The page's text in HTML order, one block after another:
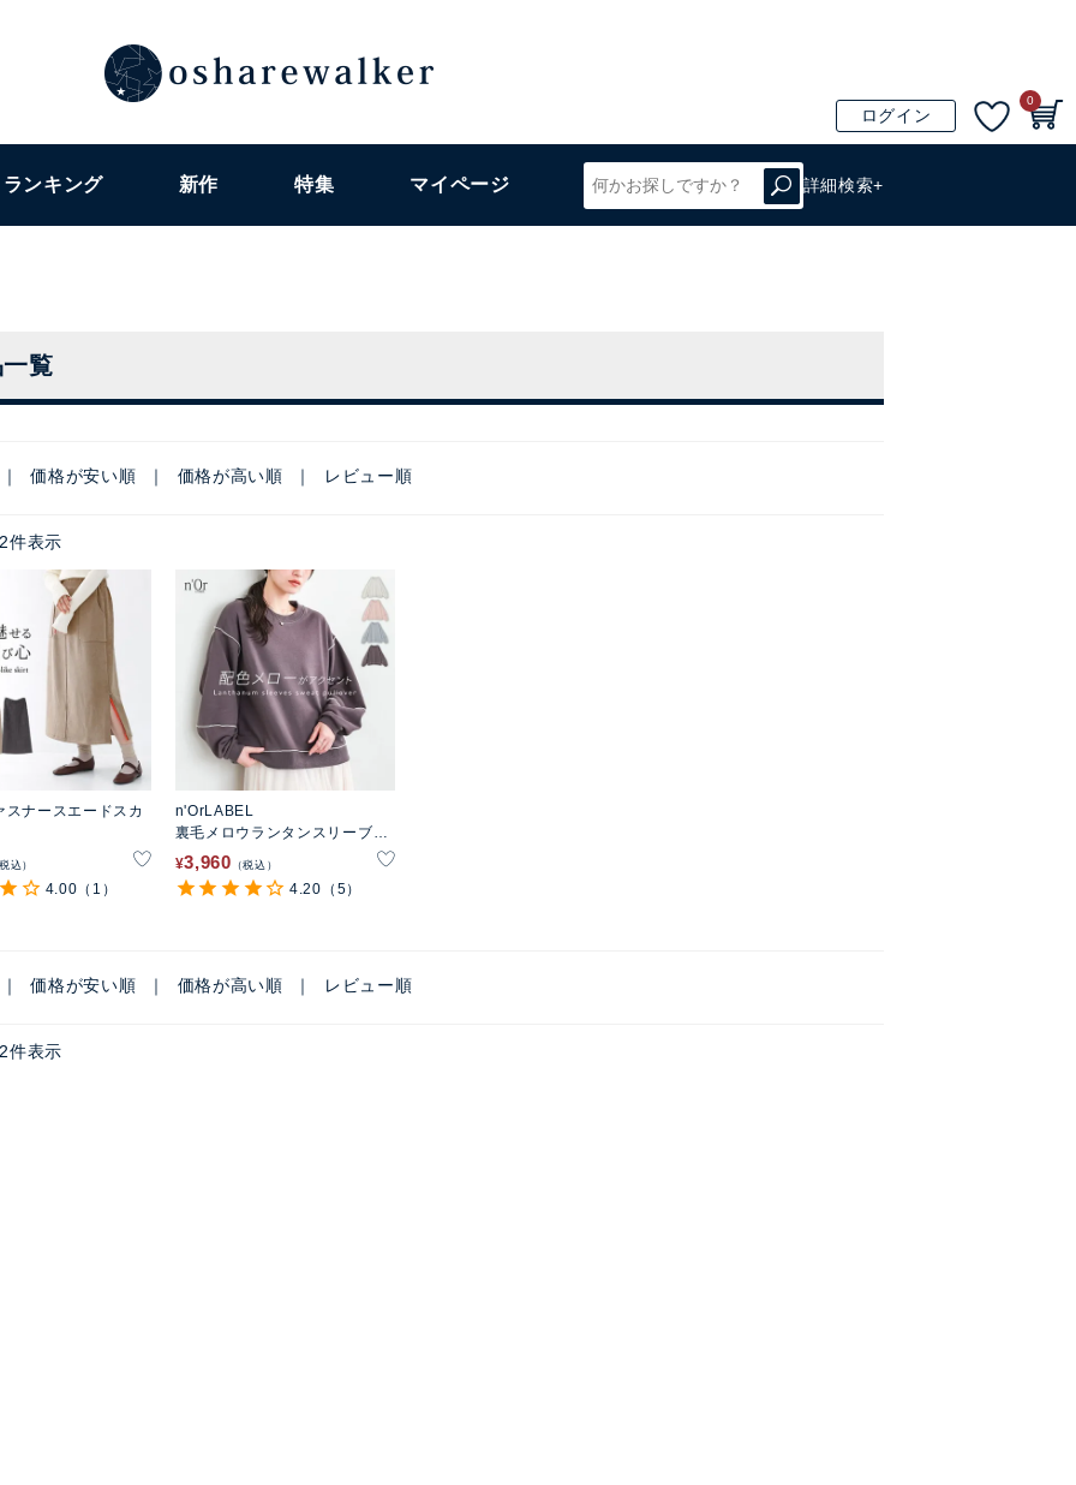
ログイン
0
ランキング 新作 特集 マイページ 詳細検索+
覧
価格が安い順 価格が高い順 レビュー順
2件表示
スナースエードスカ
込
4.00 （1）
n'OrLABEL
裏毛メロウランタンスリーブプ
ルオーバー
¥3,960 税込
4.20 （5）
価格が安い順 価格が高い順 レビュー順
2件表示